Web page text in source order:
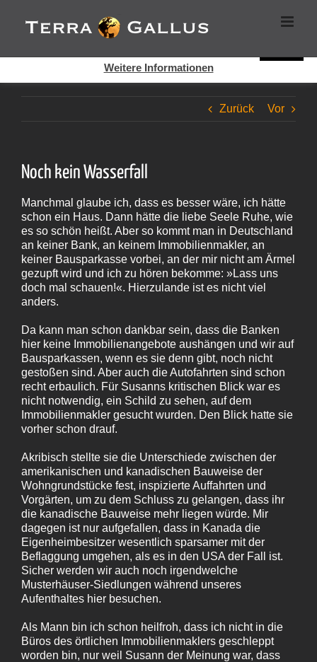
Inhalt
springen
Zurück Vor
Noch kein Wasserfall
Manchmal glaube ich, dass es besser wäre, ich hätte
schon ein Haus. Dann hätte die liebe Seele Ruhe, wie
es so schön heißt. Aber so kommt man in Deutschland
an keiner Bank, an keinem Immobilienmakler, an
keiner Bausparkasse vorbei, an der mir nicht am Ärmel
gezupft wird und ich zu hören bekomme: »Lass uns
doch mal schauen!«. Hierzulande ist es nicht viel
anders.
Da kann man schon dankbar sein, dass die Banken
hier keine Immobilienangebote aushängen und wir auf
Bausparkassen, wenn es sie denn gibt, noch nicht
gestoßen sind. Aber auch die Autofahrten sind schon
recht erbaulich. Für Susanns kritischen Blick war es
nicht notwendig, ein Schild zu sehen, auf dem
Immobilienmakler gesucht wurden. Den Blick hatte sie
vorher schon drauf.
Akribisch stellte sie die Unterschiede zwischen der
amerikanischen und kanadischen Bauweise der
Wohngrundstücke fest, inspizierte Auffahrten und
Vorgärten, um zu dem Schluss zu gelangen, dass ihr
die kanadische Bauweise mehr liegen würde. Mir
dagegen ist nur aufgefallen, dass in Kanada die
Eigenheimbesitzer wesentlich sparsamer mit der
Beflaggung umgehen, als es in den USA der Fall ist.
Sicher werden wir auch noch irgendwelche
Musterhäuser-Siedlungen während unseres
Aufenthaltes hier besuchen.
Als Mann bin ich schon heilfroh, dass ich nicht in die
Büros des örtlichen Immobilienmaklers geschleppt
worden bin, nur weil Susann der Meinung war, dass
Cookies helfen auf auf dieser Seite bei der Bereitstellung der
Dienste. Durch die Nutzung dieser Webseite erklären Sie sich
Weitere Informationen